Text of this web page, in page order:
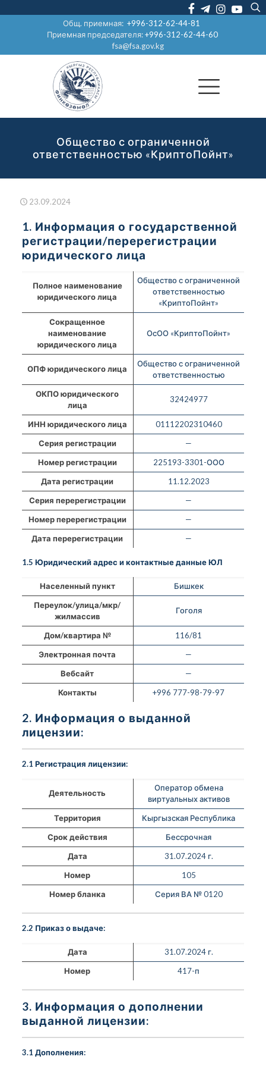
Общ. приемная:+996-312-62-44-81
Приемная председателя:+996-312-62-44-60
fsa@fsa.gov.kg
Общество с ограниченной
ответственностью «КриптоПойнт»
23.09.2024
1. Информация о государственной
регистрации/перерегистрации
юридического лица
Полное наименование
юридического лица
Общество с ограниченной
ответственностью
«КриптоПойнт»
Сокращенное
наименование
юридического лица
ОсОО «КриптоПойнт»
ОПФ юридического лица
Общество с ограниченной
ответственностью
ОКПО юридического
лица
32424977
ИНН юридического лица
01112202310460
Серия регистрации
—
Номер регистрации
225193-3301-ООО
Дата регистрации
11.12.2023
Серия перерегистрации
—
Номер перерегистрации
—
Дата перерегистрации
—
1.5 Юридический адрес и контактные данные ЮЛ
Населенный пункт
Бишкек
Переулок/улица/мкр/
жилмассив
Гоголя
Дом/квартира №
116/81
Электронная почта
—
Вебсайт
—
Контакты
+996 777-98-79-97
2. Информация о выданной
лицензии:
2.1 Регистрация лицензии:
Деятельность
Оператор обмена
виртуальных активов
Территория
Кыргызская Республика
Срок действия
Бессрочная
Дата
31.07.2024 г.
Номер
105
Номер бланка
Серия ВА № 0120
2.2 Приказ о выдаче:
Дата
31.07.2024 г.
Номер
417-п
3. Информация о дополнении
выданной лицензии:
3.1 Дополнения: